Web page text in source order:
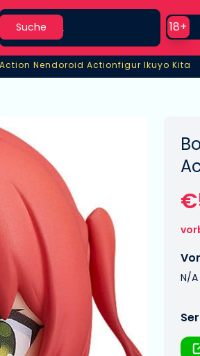
Search
Suche
Use
18+
Action Nendoroid Actionfigur Ikuyo Kita
Action Nendoroid Actionfigur Ikuyo Kita
N/A